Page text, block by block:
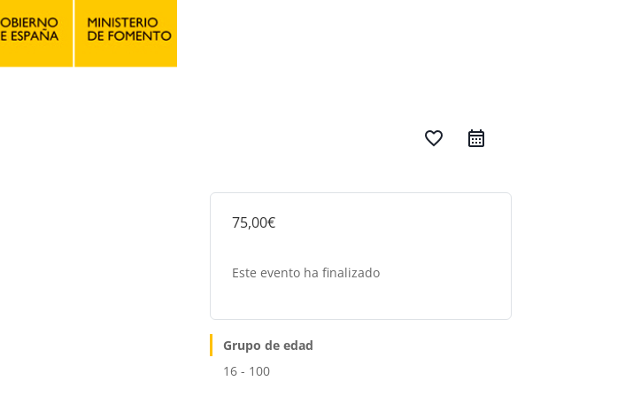
favorite_border
75,00€
Este evento ha finalizado
Grupo de edad
16 - 100